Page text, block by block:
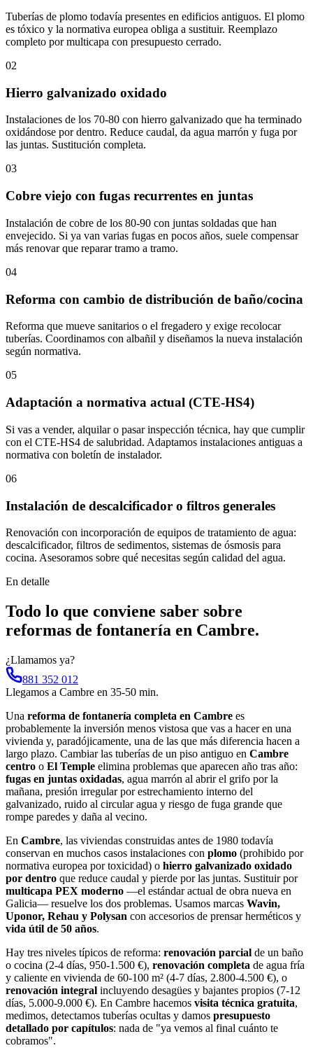
Tuberías de plomo todavía presentes en edificios antiguos. El plomo
es tóxico y la normativa europea obliga a sustituir. Reemplazo
completo por multicapa con presupuesto cerrado.
02
Hierro galvanizado oxidado
Instalaciones de los 70-80 con hierro galvanizado que ha terminado
oxidándose por dentro. Reduce caudal, da agua marrón y fuga por
las juntas. Sustitución completa.
03
Cobre viejo con fugas recurrentes en juntas
Instalación de cobre de los 80-90 con juntas soldadas que han
envejecido. Si ya van varias fugas en pocos años, suele compensar
más renovar que reparar tramo a tramo.
04
Reforma con cambio de distribución de baño/cocina
Reforma que mueve sanitarios o el fregadero y exige recolocar
tuberías. Coordinamos con albañil y diseñamos la nueva instalación
según normativa.
05
Adaptación a normativa actual (CTE-HS4)
Si vas a vender, alquilar o pasar inspección técnica, hay que cumplir
con el CTE-HS4 de salubridad. Adaptamos instalaciones antiguas a
normativa con boletín de instalador.
06
Instalación de descalcificador o filtros generales
Renovación con incorporación de equipos de tratamiento de agua:
descalcificador, filtros de sedimentos, sistemas de ósmosis para
cocina. Asesoramos sobre qué necesitas según calidad del agua.
En detalle
Todo lo que conviene saber sobre
reformas de fontanería en Cambre.
¿Llamamos ya?
881 352 012
Llegamos a Cambre en 35-50 min.
Una reforma de fontanería completa en Cambre es
probablemente la inversión menos vistosa que vas a hacer en una
vivienda y, paradójicamente, una de las que más diferencia hacen a
largo plazo. Cambiar las tuberías de un piso antiguo en Cambre
centro o El Temple elimina problemas que aparecen año tras año:
fugas en juntas oxidadas, agua marrón al abrir el grifo por la
mañana, presión irregular por estrechamiento interno del
galvanizado, ruido al circular agua y riesgo de fuga grande que
rompe paredes y daña al vecino.
En Cambre, las viviendas construidas antes de 1980 todavía
conservan en muchos casos instalaciones con plomo (prohibido por
normativa europea por toxicidad) o hierro galvanizado oxidado
por dentro que reduce caudal y pierde por las juntas. Sustituir por
multicapa PEX moderno —el estándar actual de obra nueva en
Galicia— resuelve los dos problemas. Usamos marcas Wavin,
Uponor, Rehau y Polysan con accesorios de prensar herméticos y
vida útil de 50 años.
Hay tres niveles típicos de reforma: renovación parcial de un baño
o cocina (2-4 días, 950-1.500 €), renovación completa de agua fría
y caliente en vivienda de 60-100 m² (4-7 días, 2.800-4.500 €), o
renovación integral incluyendo desagües y bajantes propios (7-12
días, 5.000-9.000 €). En Cambre hacemos visita técnica gratuita,
medimos, detectamos tuberías ocultas y damos presupuesto
detallado por capítulos: nada de "ya vemos al final cuánto te
cobramos".